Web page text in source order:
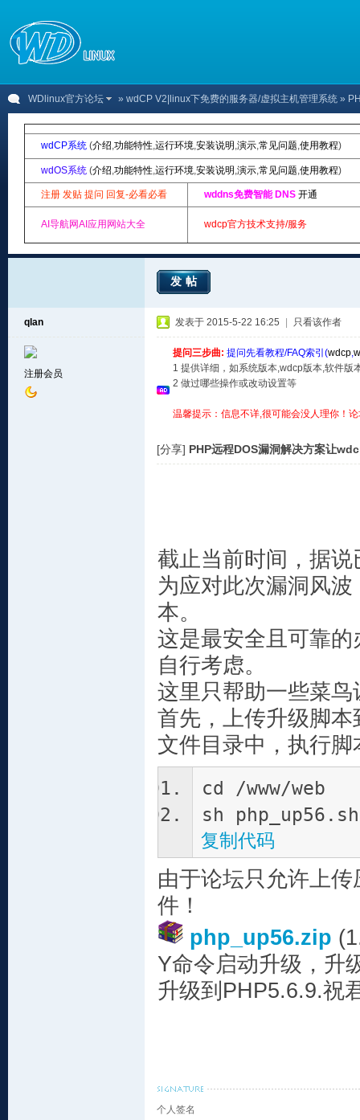
WDlinux官方论坛 » wdCP V2|linux下免费的服务器/虚拟主机管理系统 »
wdCP系统 (介绍,功能特性,运行环境,安装说明 ,演示,常见问题,使用教程)
wdOS系统 (介绍,功能特性,运行环境,安装说明 ,演示,常见问题,使用教程)
注册 发贴 提问 回复-必看必看 wddns免费智能 DNS 开通
AI导航网AI应用网站大全 wdcp官方技术支持/服务
发帖
qlan
注册会员
发表于 2015-5-22 16:25 只看该作者
提问三步曲: 提问先看教程/FAQ索引(wdcp,
1 提供详细，如系统版本,wdcp版本,软件版
2 做过哪些操作或改动设置等
温馨提示：信息不详,很可能会没人理你！
[分享] PHP远程DOS漏洞解决方案让
截止当前时间，据
为应对此次漏洞风
本。
这是最安全且可靠
自行考虑。
这里只帮助一些菜
首先，上传升级脚
文件目录中，执行脚
cd /www/web
sh php_up56.sh
复制代码
由于论坛只允许上
件！
php_up56.zip
Y命令启动升级，升
升级到PHP5.6.9.祝
个人签名